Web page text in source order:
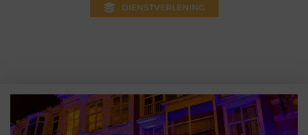
DIENSTVERLENING